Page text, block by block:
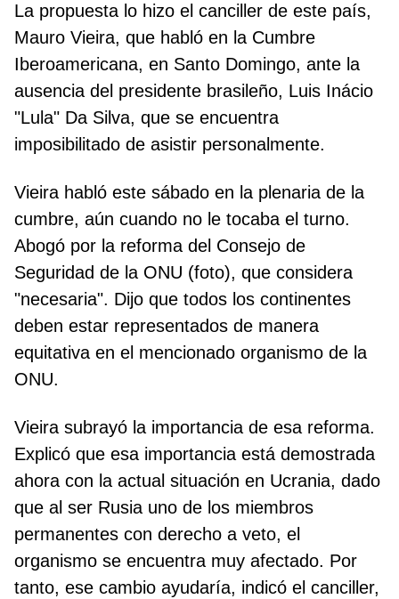
La propuesta lo hizo el canciller de este país,
Mauro Vieira, que habló en la Cumbre
Iberoamericana, en Santo Domingo, ante la
ausencia del presidente brasileño, Luis Inácio
"Lula" Da Silva, que se encuentra
imposibilitado de asistir personalmente.
Vieira habló este sábado en la plenaria de la
cumbre, aún cuando no le tocaba el turno.
Abogó por la reforma del Consejo de
Seguridad de la ONU (foto), que considera
"necesaria". Dijo que todos los continentes
deben estar representados de manera
equitativa en el mencionado organismo de la
ONU.
Vieira subrayó la importancia de esa reforma.
Explicó que esa importancia está demostrada
ahora con la actual situación en Ucrania, dado
que al ser Rusia uno de los miembros
permanentes con derecho a veto, el
organismo se encuentra muy afectado. Por
tanto, ese cambio ayudaría, indicó el canciller,